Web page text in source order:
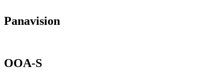
Panavision
OOA-S